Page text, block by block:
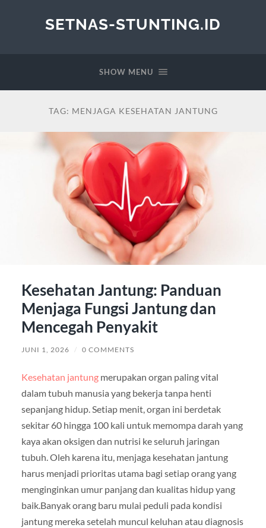
SETNAS-STUNTING.ID
SHOW MENU
TAG: MENJAGA KESEHATAN JANTUNG
Kesehatan Jantung: Panduan
Menjaga Fungsi Jantung dan
Mencegah Penyakit
JUNI 1, 2026 / 0 COMMENTS
Kesehatan jantungmerupakan organ paling vital
dalam tubuh manusia yang bekerja tanpa henti
sepanjang hidup. Setiap menit, organ ini berdetak
sekitar 60 hingga 100 kali untuk memompa darah yang
kaya akan oksigen dan nutrisi ke seluruh jaringan
tubuh. Oleh karena itu, menjaga kesehatan jantung
harus menjadi prioritas utama bagi setiap orang yang
menginginkan umur panjang dan kualitas hidup yang
baik.Banyak orang baru mulai peduli pada kondisi
jantung mereka setelah muncul keluhan atau diagnosis